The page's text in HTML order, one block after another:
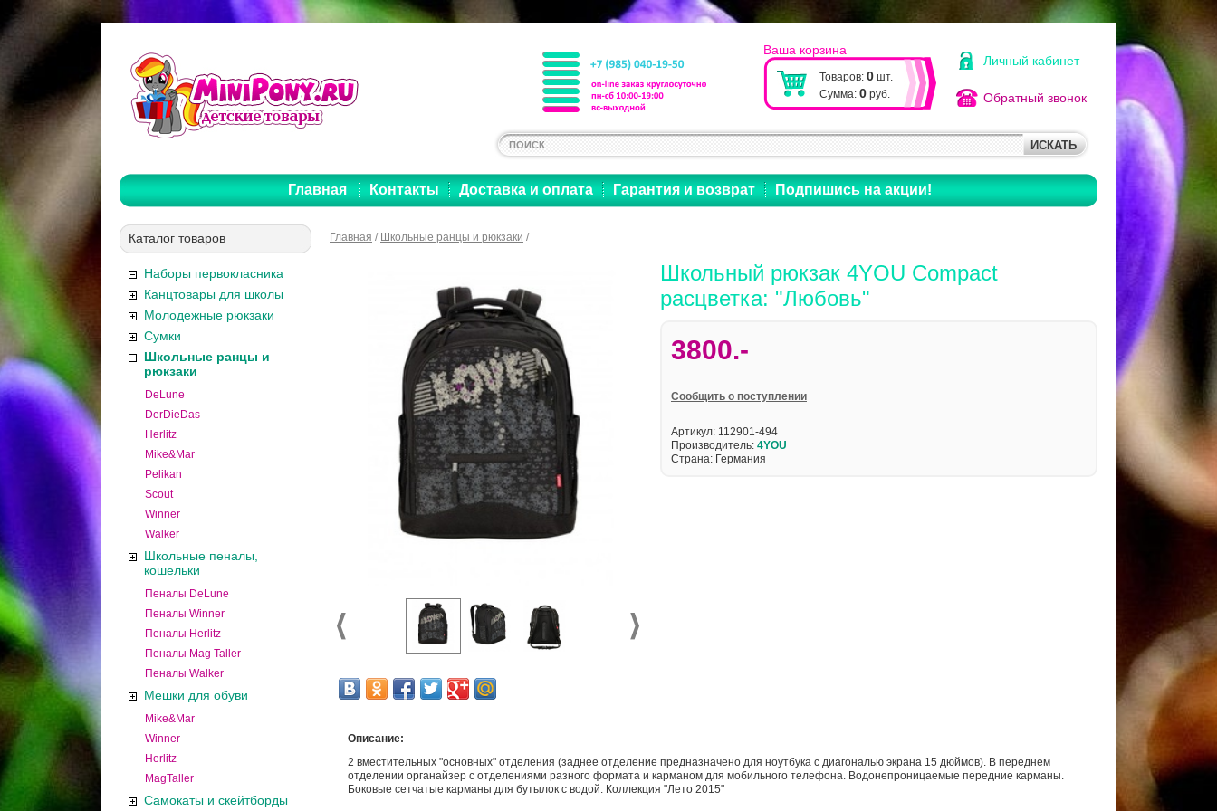
Личный кабинет
Обратный звонок
Ваша корзина
Товаров: 0 шт.
Сумма: 0 руб.
Главная Контакты Доставка и оплата Гарантия и возврат Подпишись на акции!
Каталог товаров
Наборы первокласника
Канцтовары для школы
Молодежные рюкзаки
Сумки
Школьные ранцы и
рюкзаки
DeLune
DerDieDas
Herlitz
Mike&Mar
Pelikan
Scout
Winner
Walker
Школьные пеналы,
кошельки
Пеналы DeLune
Пеналы Winner
Пеналы Herlitz
Пеналы Mag Taller
Пеналы Walker
Мешки для обуви
Mike&Mar
Winner
Herlitz
MagTaller
Самокаты и скейтборды
Главная / Школьные ранцы и рюкзаки /
Школьный рюкзак 4YOU Compact
расцветка: "Любовь"
3800.-
Cообщить о поступлении
Артикул: 112901-494
Производитель: 4YOU
Страна: Германия
Описание:
2 вместительных "основных" отделения (заднее отделение предназначено для ноутбука с диагональю экрана 15 дюймов). В переднем
отделении органайзер с отделениями разного формата и карманом для мобильного телефона. Водонепроницаемые передние карманы.
Боковые сетчатые карманы для бутылок с водой. Коллекция "Лето 2015"